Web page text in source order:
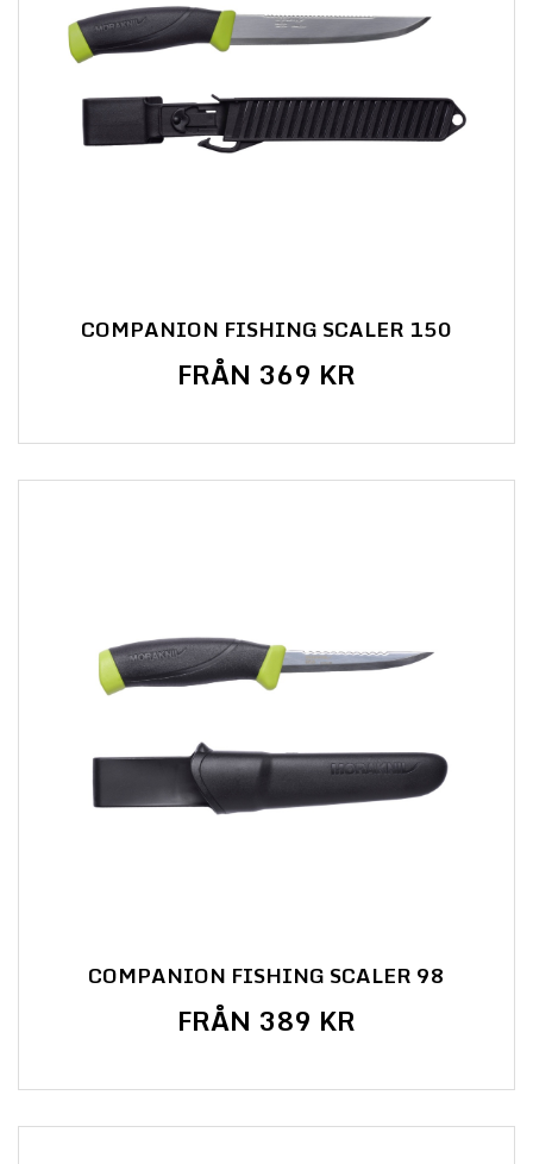
COMPANION FISHING SCALER 150
FRÅN 369 KR
COMPANION FISHING SCALER 98
FRÅN 389 KR